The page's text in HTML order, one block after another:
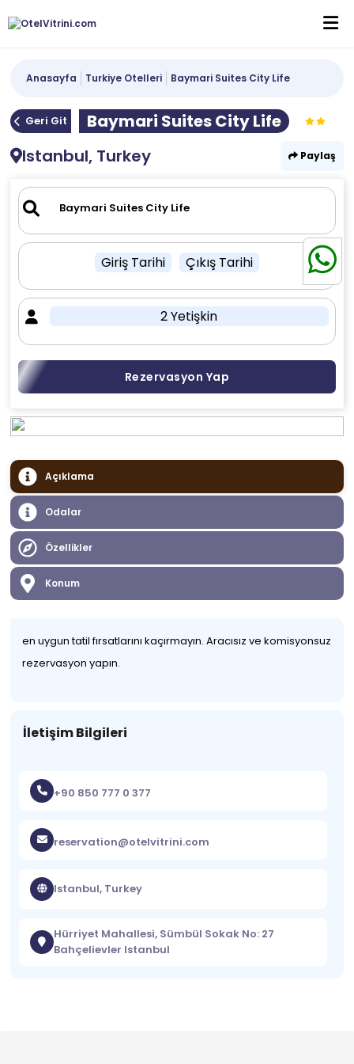
Anasayfa Turkiye Otelleri Baymari Suites City Life
Geri Git
Baymari Suites City Life
Istanbul, Turkey
Paylaş
Giriş Tarihi Çıkış Tarihi
2 Yetişkin
Rezervasyon Yap
Açıklama
Odalar
Özellikler
Konum
en uygun tatil fırsatlarını kaçırmayın. Aracısız ve komisyonsuz
rezervasyon yapın.
İletişim Bilgileri
+90 850 777 0 377
reservation@otelvitrini.com
Istanbul, Turkey
Hürriyet Mahallesi, Sümbül Sokak No: 27
Bahçelievler Istanbul